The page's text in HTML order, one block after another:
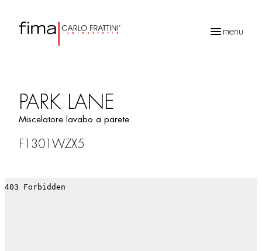
menu
PARK LANE
Miscelatore lavabo a parete
F1301WZX5